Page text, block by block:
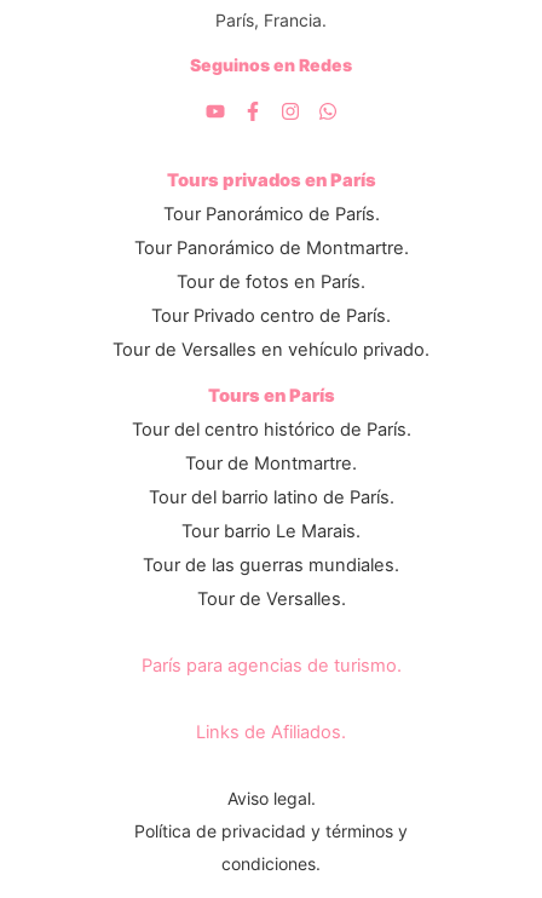
París, Francia.
Seguinos en Redes
Tours privados en París
Tour Panorámico de París.
Tour Panorámico de Montmartre.
Tour de fotos en París.
Tour Privado centro de París.
Tour de Versalles en vehículo privado.
Tours en París
Tour del centro histórico de París.
Tour de Montmartre.
Tour del barrio latino de París.
Tour barrio Le Marais.
Tour de las guerras mundiales.
Tour de Versalles.
París para agencias de turismo.
Links de Afiliados.
Aviso legal.
Política de privacidad y términos y
condiciones.